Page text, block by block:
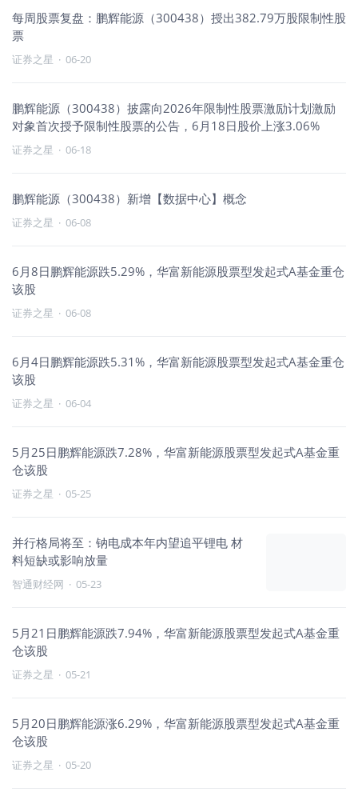
每周股票复盘：鹏辉能源（300438）授出382.79万股限制性股
票
证券之星 · 06-20
鹏辉能源（300438）披露向2026年限制性股票激励计划激励
对象首次授予限制性股票的公告，6月18日股价上涨3.06%
证券之星 · 06-18
鹏辉能源（300438）新增【数据中心】概念
证券之星 · 06-08
6月8日鹏辉能源跌5.29%，华富新能源股票型发起式A基金重仓
该股
证券之星 · 06-08
6月4日鹏辉能源跌5.31%，华富新能源股票型发起式A基金重仓
该股
证券之星 · 06-04
5月25日鹏辉能源跌7.28%，华富新能源股票型发起式A基金重
仓该股
证券之星 · 05-25
并行格局将至：钠电成本年内望追平锂电 材
料短缺或影响放量
智通财经网 · 05-23
5月21日鹏辉能源跌7.94%，华富新能源股票型发起式A基金重
仓该股
证券之星 · 05-21
5月20日鹏辉能源涨6.29%，华富新能源股票型发起式A基金重
仓该股
证券之星 · 05-20